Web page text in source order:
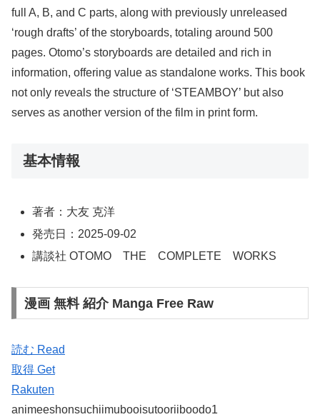
full A, B, and C parts, along with previously unreleased
‘rough drafts’ of the storyboards, totaling around 500
pages. Otomo’s storyboards are detailed and rich in
information, offering value as standalone works. This book
not only reveals the structure of ‘STEAMBOY’ but also
serves as another version of the film in print form.
基本情報
著者：大友 克洋
発売日：2025-09-02
講談社 OTOMO THE COMPLETE WORKS
漫画 無料 紹介 Manga Free Raw
読む Read
取得 Get
Rakuten
animeeshonsuchiimubooisutooriiboodo1